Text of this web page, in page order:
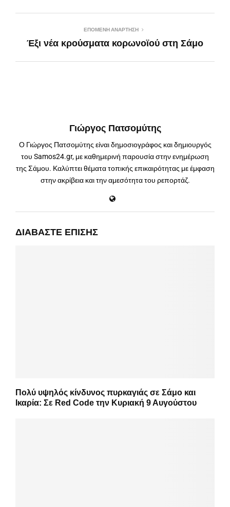
ΕΠΌΜΕΝΗ ΑΝΆΡΤΗΣΗ
Έξι νέα κρούσματα κορωνοϊού στη Σάμο
Γιώργος Πατσομύτης
Ο Γιώργος Πατσομύτης είναι δημοσιογράφος και δημιουργός
του Samos24.gr, με καθημερινή παρουσία στην ενημέρωση
της Σάμου. Καλύπτει θέματα τοπικής επικαιρότητας με έμφαση
στην ακρίβεια και την αμεσότητα του ρεπορτάζ.
ΔΙΑΒΆΣΤΕ ΕΠΊΣΗΣ
Πολύ υψηλός κίνδυνος πυρκαγιάς σε Σάμο και
Ικαρία: Σε Red Code την Κυριακή 9 Αυγούστου